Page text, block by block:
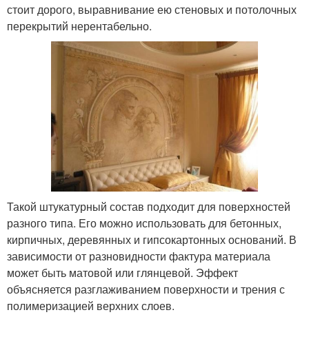
стоит дорого, выравнивание ею стеновых и потолочных
перекрытий нерентабельно.
Такой штукатурный состав подходит для поверхностей
разного типа. Его можно использовать для бетонных,
кирпичных, деревянных и гипсокартонных оснований. В
зависимости от разновидности фактура материала
может быть матовой или глянцевой. Эффект
объясняется разглаживанием поверхности и трения с
полимеризацией верхних слоев.